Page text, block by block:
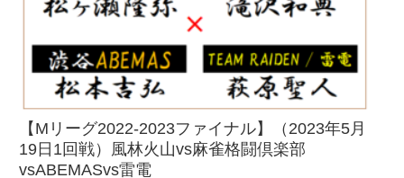
【Mリーグ2022-2023ファイナル】（2023年5月
19日1回戦）風林火山vs麻雀格闘倶楽部
vsABEMASvs雷電